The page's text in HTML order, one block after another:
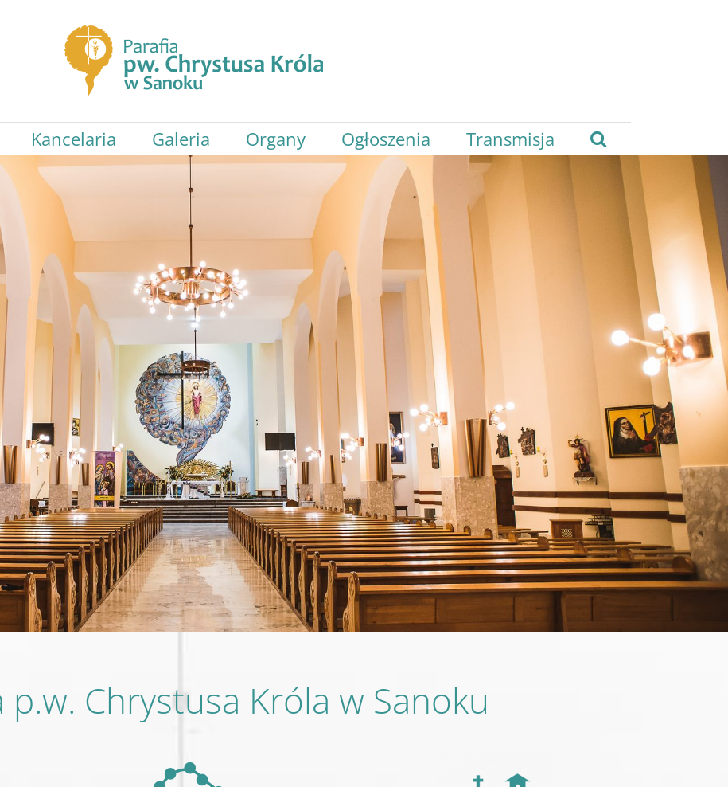
Kancelaria Galeria Organy Ogłoszenia Transmisja
p.w. Chrystusa Króla w Sanoku